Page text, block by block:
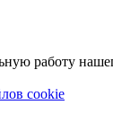
работу
cookie